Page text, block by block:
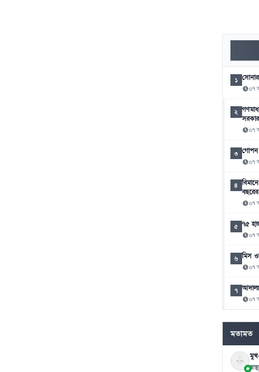
১
০৭
২
০৭
৩ গোপন
০৭
৪
বছরের
০৭
৫ ৭৫
০৭
৬ মিস
০৭
৭
০৭
৮
০৭
মতামত